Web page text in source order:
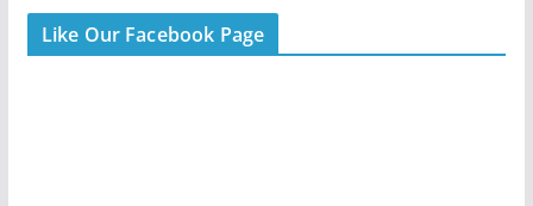
Like Our Facebook Page